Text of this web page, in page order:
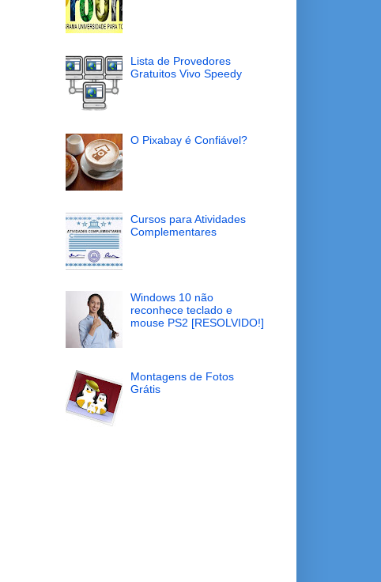
Lista de Provedores
Gratuitos Vivo Speedy
O Pixabay é Confiável?
Cursos para Atividades
Complementares
Windows 10 não
reconhece teclado e
mouse PS2 [RESOLVIDO!]
Montagens de Fotos
Grátis